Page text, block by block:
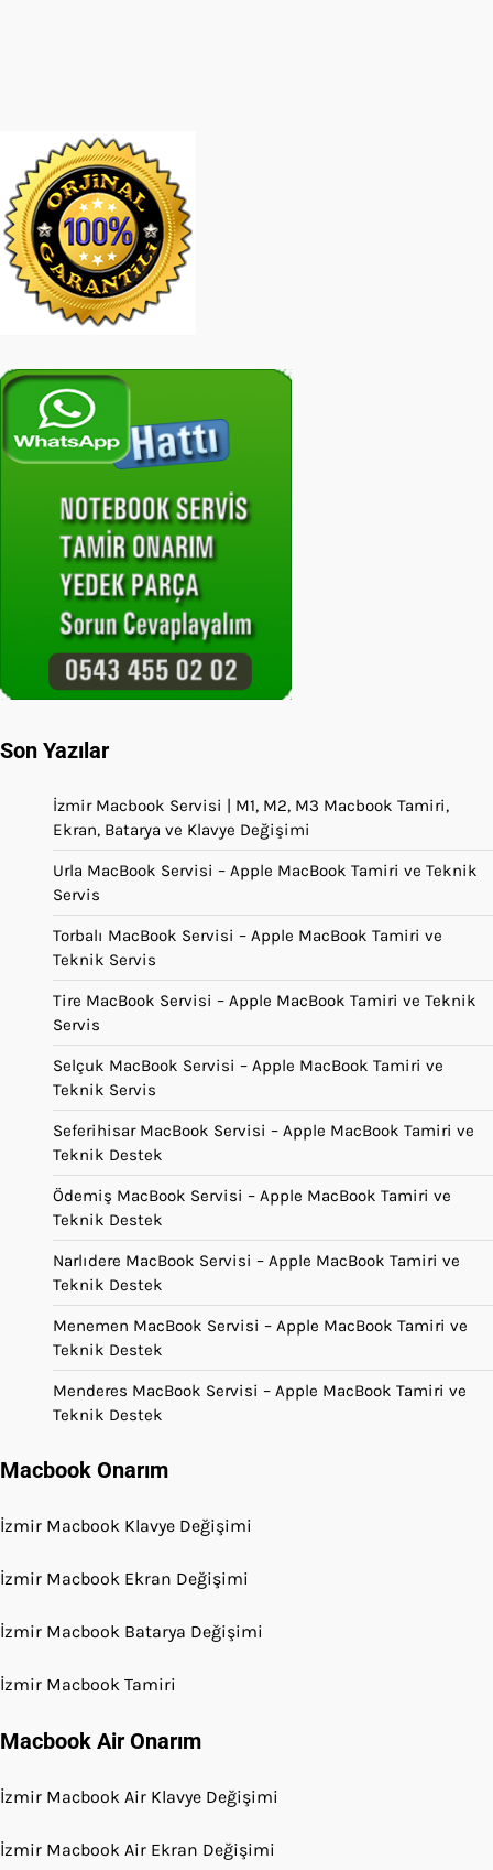
Son Yazılar
İzmir Macbook Servisi | M1, M2, M3 Macbook Tamiri,
Ekran, Batarya ve Klavye Değişimi
Urla MacBook Servisi – Apple MacBook Tamiri ve Teknik
Servis
Torbalı MacBook Servisi – Apple MacBook Tamiri ve
Teknik Servis
Tire MacBook Servisi – Apple MacBook Tamiri ve Teknik
Servis
Selçuk MacBook Servisi – Apple MacBook Tamiri ve
Teknik Servis
Seferihisar MacBook Servisi – Apple MacBook Tamiri ve
Teknik Destek
Ödemiş MacBook Servisi – Apple MacBook Tamiri ve
Teknik Destek
Narlıdere MacBook Servisi – Apple MacBook Tamiri ve
Teknik Destek
Menemen MacBook Servisi – Apple MacBook Tamiri ve
Teknik Destek
Menderes MacBook Servisi – Apple MacBook Tamiri ve
Teknik Destek
Macbook Onarım
İzmir Macbook Klavye Değişimi
İzmir Macbook Ekran Değişimi
İzmir Macbook Batarya Değişimi
İzmir Macbook Tamiri
Macbook Air Onarım
İzmir Macbook Air Klavye Değişimi
İzmir Macbook Air Ekran Değişimi